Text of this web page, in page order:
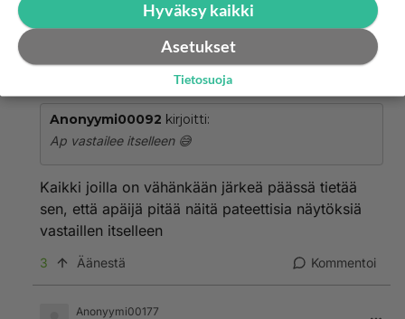
Kommentoi
Anonyymi00103
2026-07-05 07:04:55
Anonyymi00092 kirjoitti:
Ap vastailee itselleen 😅
Kaikki joilla on vähänkään järkeä päässä tietää
sen, että apäijä pitää näitä pateettisia näytöksiä
vastaillen itselleen
3 Äänestä Kommentoi
Anonyymi00177
Hyväksy kaikki
Asetukset
Tietosuoja